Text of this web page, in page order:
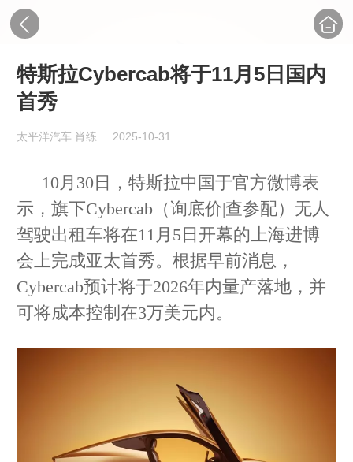
特斯拉Cybercab将于11月5日国内
首秀
太平洋汽车 肖练 2025-10-31
10月30日，特斯拉中国于官方微博表
示，旗下Cybercab（询底价|查参配）无人
驾驶出租车将在11月5日开幕的上海进博
会上完成亚太首秀。根据早前消息，
Cybercab预计将于2026年内量产落地，并
可将成本控制在3万美元内。